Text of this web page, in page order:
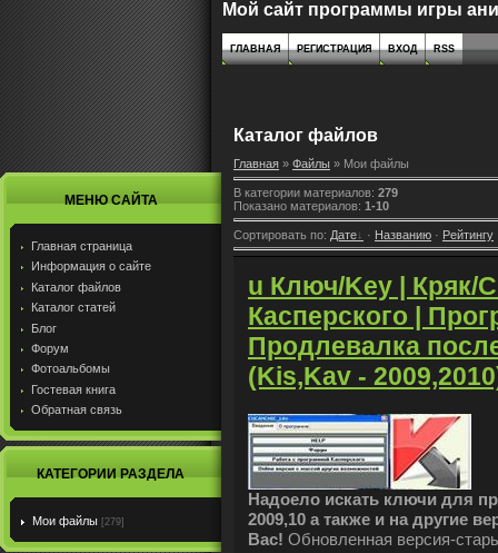
МЕНЮ САЙТА
Главная страница
Информация о сайте
Каталог файлов
Каталог статей
Блог
Форум
Фотоальбомы
Гостевая книга
Обратная связь
КАТЕГОРИИ РАЗДЕЛА
Мои файлы [279]
Мой сайт программы игры
ГЛАВНАЯ РЕГИСТРАЦИЯ ВХОД RSS
Каталог файлов
Главная » Файлы » Мои файлы
В категории материалов: 279
Показано материалов: 1-10
Сортировать по: Дате · Названию · Рейтингу
u Ключ/Key | Кряк/
Касперского |
Продлевалка
(Kis,Kav -
Надоело искать ключи для
2009,10 а также и на другие
Вас! Обновленная версия-